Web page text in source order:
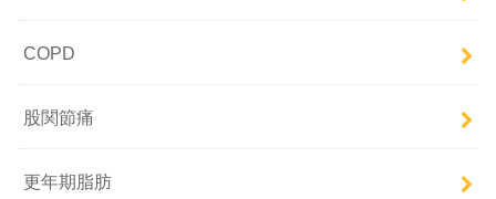
COPD
股関節痛
更年期脂肪